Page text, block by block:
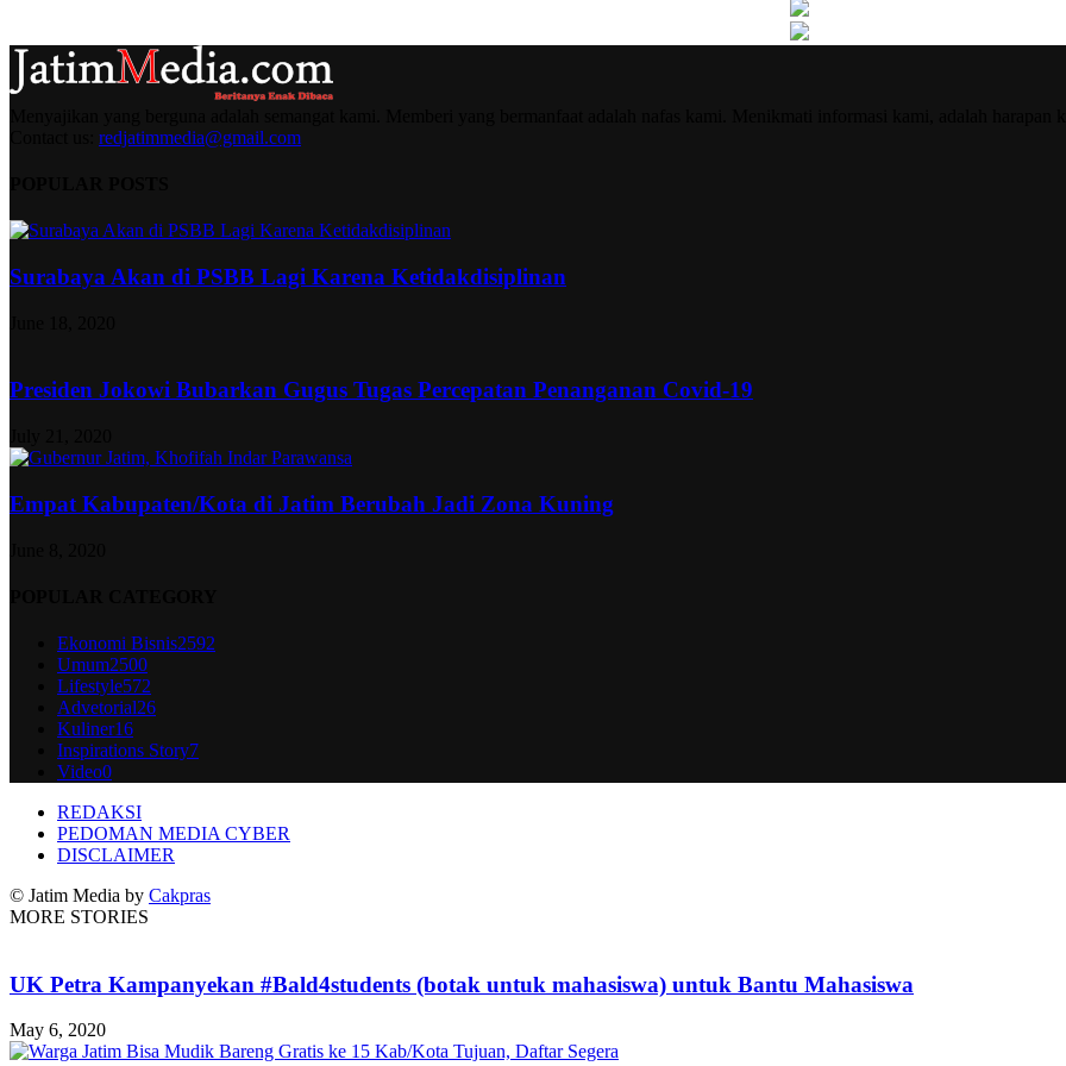
redjatimmedia@gmail.com
Surabaya Akan di PSBB Lagi Karena Ketidakdisiplinan
Presiden Jokowi Bubarkan Gugus Tugas Percepatan Penanganan Covid-19
Empat Kabupaten/Kota di Jatim Berubah Jadi Zona Kuning
Ekonomi Bisnis2592
Umum2500
Lifestyle572
Advetorial26
Kuliner16
Inspirations Story7
Video0
REDAKSI
PEDOMAN MEDIA CYBER
DISCLAIMER
© Jatim Media by Cakpras
MORE STORIES
UK Petra Kampanyekan #Bald4students (botak untuk mahasiswa) untuk Bantu Mahasiswa
May 6, 2020